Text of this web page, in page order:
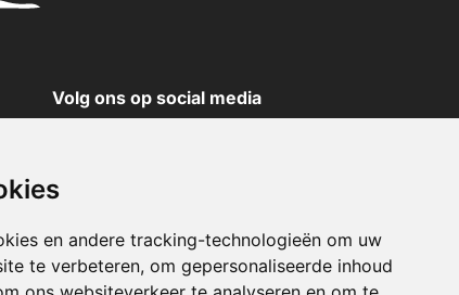
en andere tracking-technologieën om uw
te verbeteren, om gepersonaliseerde inhoud
Volg ons op social media
X
Pinterest